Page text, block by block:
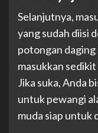
Selanjutnya,
yang sudah diisi
potongan daging
masukkan
Jika suka, Anda
untuk pewangi
muda siap untuk